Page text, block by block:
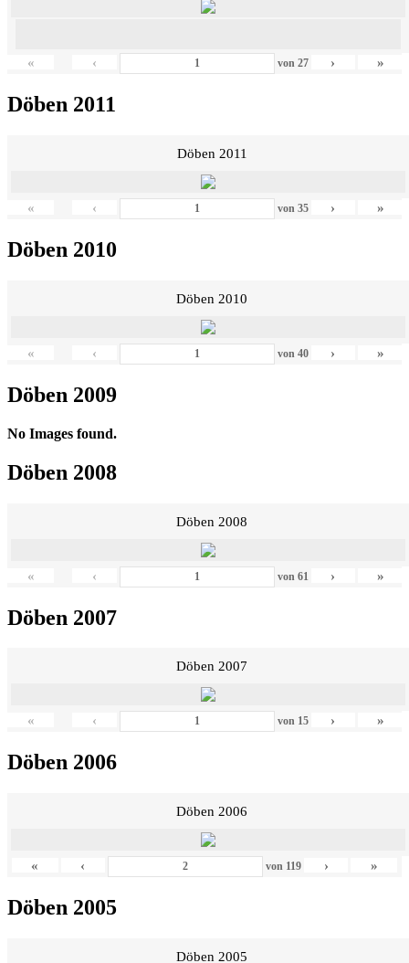
« ‹ von 27 › »
Döben 2011
Döben 2011
« ‹ von 35 › »
Döben 2010
Döben 2010
« ‹ von 40 › »
Döben 2009
No Images found.
Döben 2008
Döben 2008
« ‹ von 61 › »
Döben 2007
Döben 2007
« ‹ von 15 › »
Döben 2006
Döben 2006
« ‹ von 119 › »
Döben 2005
Döben 2005